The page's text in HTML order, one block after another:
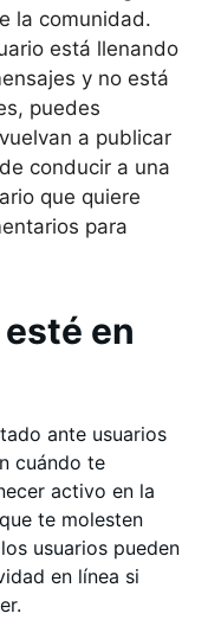
la comunidad.
está llenando
y no está
puedes
a publicar
conducir a una
que quiere
para
en
ante usuarios
cuándo te
activo en la
te molesten
usuarios pueden
en línea si